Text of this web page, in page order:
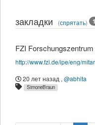
закладки (спрятать) 1
http://www.fzi.de/ipe/eng/
20 лет назад , @abhita
SimoneBraun